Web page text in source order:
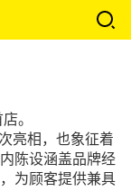
。
亮相，也象征着
陈设涵盖品牌经
为顾客提供兼具